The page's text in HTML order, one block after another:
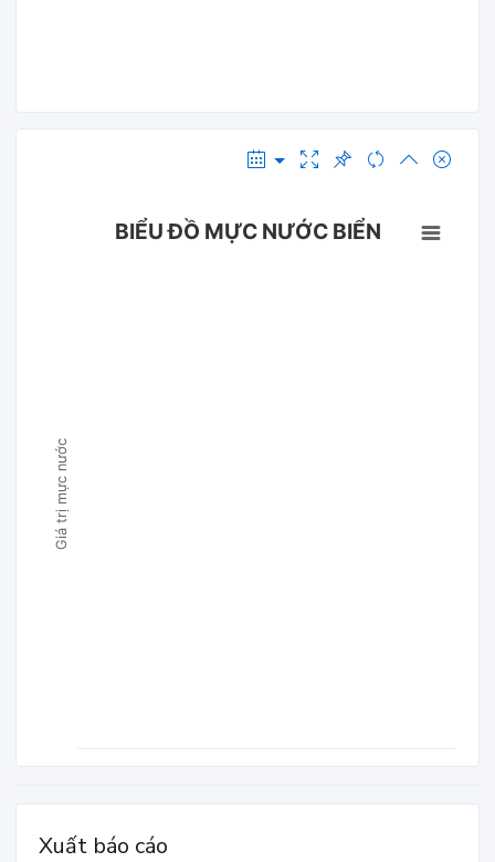
Giá trị mực nước
BIỂU ĐỒ MỰC NƯỚC BIỂN
Xuất báo cáo